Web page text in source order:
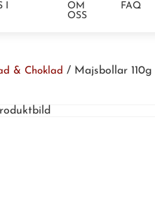
I
OM
OSS
FAQ
& Choklad / Majsbollar 110g